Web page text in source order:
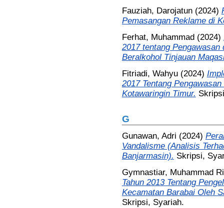
Fauziah, Darojatun(2024)
Pemasangan Reklame di
Ferhat, Muhammad(2024)
2017 tentang Pengawasan
Beralkohol Tinjauan
Fitriadi, Wahyu(2024)
2017 Tentang
Kotawaringin Timur.
G
Gunawan, Adri (2024)
Vandalisme (Analisis
Banjarmasin). Skripsi,
Gymnastiar, Muhammad
Tahun 2013 Tentang
Kecamatan Barabai Oleh
Skripsi, Syariah.